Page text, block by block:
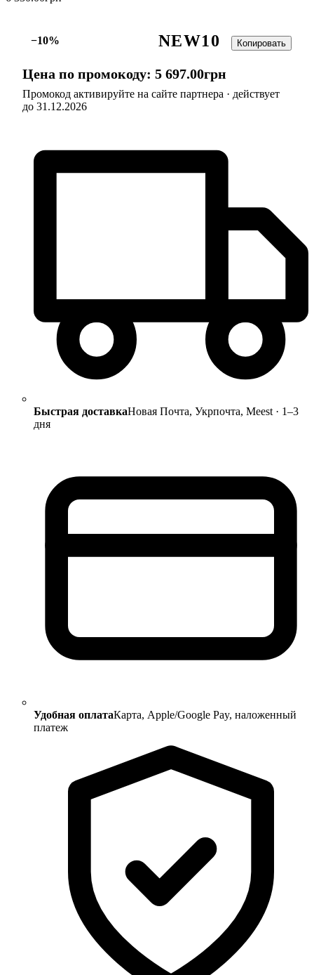
−10% NEW10 Копировать
Цена по промокоду: 5 697.00грн
Промокод активируйте на сайте партнера · действует
до 31.12.2026
Быстрая доставкаНовая Почта, Укрпочта, Meest · 1–3
дня
Удобная оплатаКарта, Apple/Google Pay, наложенный
платеж